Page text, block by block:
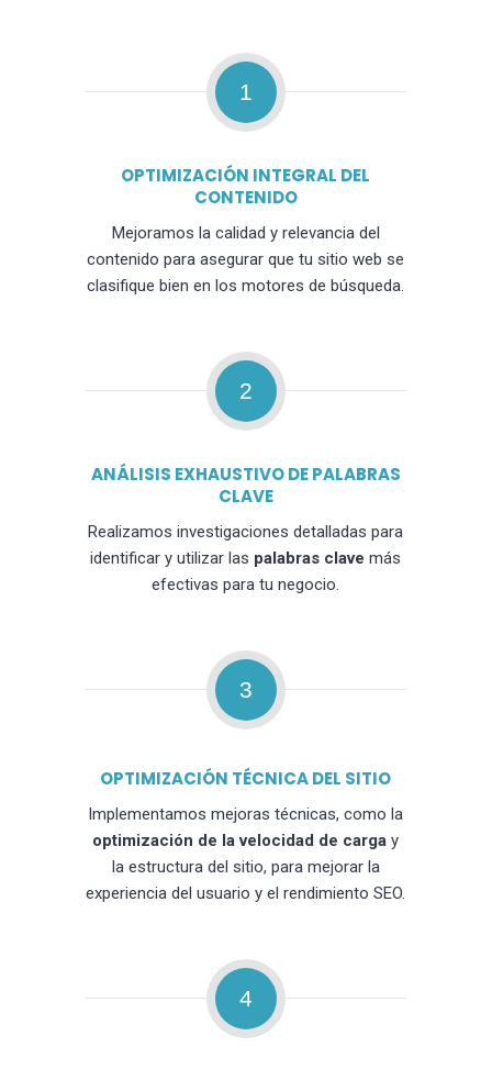
1
OPTIMIZACIÓN INTEGRAL DEL
CONTENIDO
Mejoramos la calidad y relevancia del
contenido para asegurar que tu sitio web se
clasifique bien en los motores de búsqueda.
2
ANÁLISIS EXHAUSTIVO DE PALABRAS
CLAVE
Realizamos investigaciones detalladas para
identificar y utilizar las palabras clave más
efectivas para tu negocio.
3
OPTIMIZACIÓN TÉCNICA DEL SITIO
Implementamos mejoras técnicas, como la
optimización de la velocidad de carga y
la estructura del sitio, para mejorar la
experiencia del usuario y el rendimiento SEO.
4